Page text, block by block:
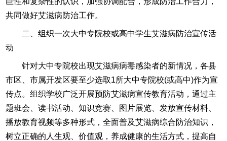
共同做好艾滋病防治工作。
二、组织一次大中专院校或高中学生艾滋病防治宣传活
动
针对大中专院校出现艾滋病病毒感染者的新情况，各县
市区、市属开发区要至少选取1所大中专院校(或高中)作为宣
传点。组织学校广泛开展预防艾滋病宣传教育活动，通过主
题班会、读书活动、知识竞赛、图片展览、发放宣传材料、
播放教育视频等多种形式，全面普及艾滋病综合防治知识，
树立正确的人生观、价值观，养成健康的生活方式，提高自